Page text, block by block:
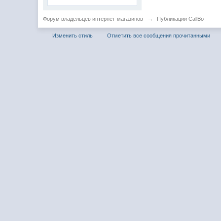
Форум владельцев интернет-магазинов → Публикации CallBo
Изменить стиль Отметить все сообщения прочитанными